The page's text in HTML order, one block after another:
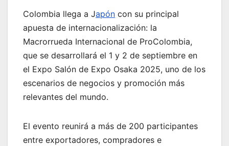
Colombia llega a Japón con su principal
apuesta de internacionalización: la
Macrorrueda Internacional de ProColombia,
que se desarrollará el 1 y 2 de septiembre en
el Expo Salón de Expo Osaka 2025, uno de los
escenarios de negocios y promoción más
relevantes del mundo.
El evento reunirá a más de 200 participantes
entre exportadores, compradores e